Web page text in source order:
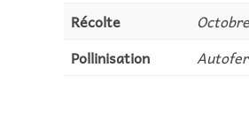
Récolte
Octobre
Pollinisation